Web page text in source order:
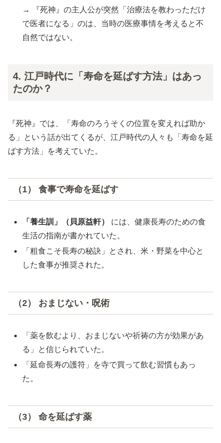
→ 『死神』の主人公が突然「治療法を教わっただけ
で医者になる」のは、当時の医療事情を考えると不
自然ではない。
4. 江戸時代に「寿命を延ばす方法」はあっ
たのか？
『死神』では、「寿命のろうそくの位置を変えれば助か
る」という話が出てくるが、江戸時代の人々も「寿命を延
ばす方法」を考えていた。
（1） 食事で寿命を延ばす
「養生訓」（貝原益軒）
には、健康長寿のための食
生活の指南が書かれていた。
「粗食こそ長寿の秘訣」とされ、米・野菜を中心と
した食事が推奨された。
（2） おまじない・呪術
「薬を飲むより、おまじないや祈祷の方が効果があ
る」と信じられていた。
「延命長寿の護符」を寺で買って飲む習慣もあっ
た。
（3） 命を延ばす薬